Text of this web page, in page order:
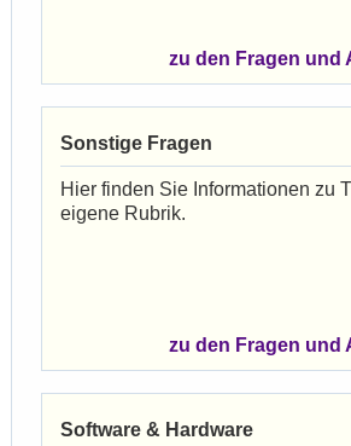
zu den Fragen und
Sonstige Fragen
Hier finden Sie Informationen zu
eigene Rubrik.
zu den Fragen und
Software & Hardware